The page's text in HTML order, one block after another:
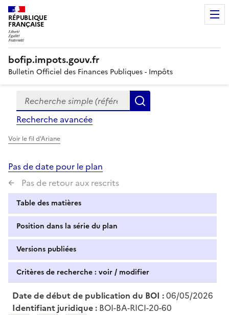
RÉPUBLIQUE
FRANÇAISE
bofip.impots.gouv.fr
Bulletin Officiel des Finances Publiques - Impôts
Formulaire
de
recherche
Recherche simple (références, mots clés, partie du
Recherche avancée
Voir le fil d'Ariane
Pas de date pour le plan
Pas de retour aux rescrits
Table des matières
Position dans la série du plan
Versions publiées
Critères de recherche : voir / modifier
Date de début de publication du BOI :06/05/2026
Identifiant juridique : BOI-BA-RICI-20-60